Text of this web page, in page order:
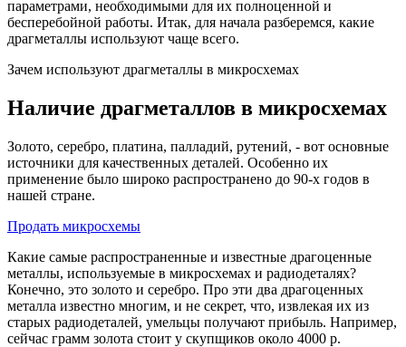
параметрами, необходимыми для их полноценной и
бесперебойной работы. Итак, для начала разберемся, какие
драгметаллы используют чаще всего.
Зачем используют драгметаллы в микросхемах
Наличие драгметаллов в микросхемах
Золото, серебро, платина, палладий, рутений, - вот основные
источники для качественных деталей. Особенно их
применение было широко распространено до 90-х годов в
нашей стране.
Продать микросхемы
Какие самые распространенные и известные драгоценные
металлы, используемые в микросхемах и радиодеталях?
Конечно, это золото и серебро. Про эти два драгоценных
металла известно многим, и не секрет, что, извлекая их из
старых радиодеталей, умельцы получают прибыль. Например,
сейчас грамм золота стоит у скупщиков около 4000 р.